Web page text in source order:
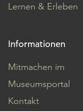
Lernen & Erleben
Informationen
Mitmachen im
Museumsportal
Kontakt